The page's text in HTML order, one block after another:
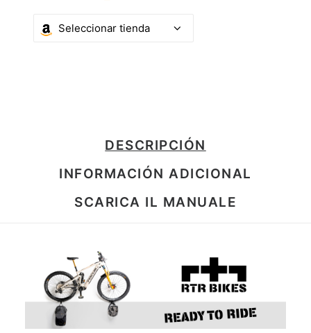
DESCRIPCIÓN
INFORMACIÓN ADICIONAL
SCARICA IL MANUALE